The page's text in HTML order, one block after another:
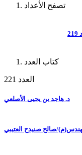
تصفح الأعداد
كتاب العدد
العدد 221
د. هاجد بن يحيى الأصلعي
صالح صنيدح العتيبي